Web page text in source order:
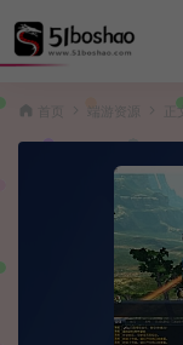
端游资源 正